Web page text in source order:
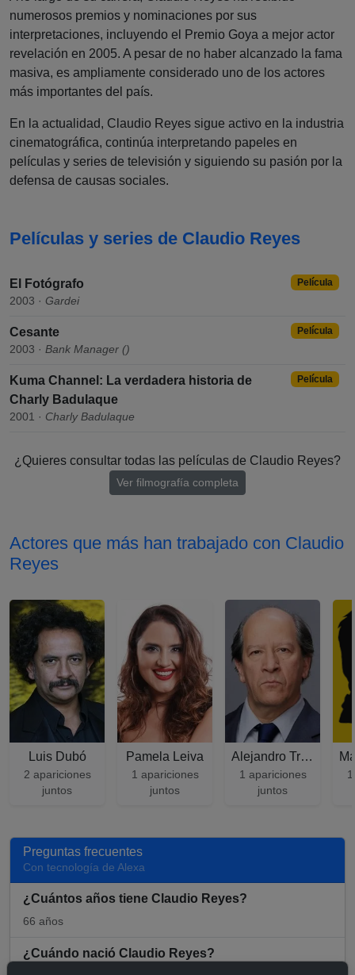
numerosos premios y nominaciones por sus
interpretaciones, incluyendo el Premio Goya a mejor actor
revelación en 2005. A pesar de no haber alcanzado la fama
masiva, es ampliamente considerado uno de los actores
más importantes del país.
En la actualidad, Claudio Reyes sigue activo en la industria
cinematográfica, continúa interpretando papeles en
películas y series de televisión y siguiendo su pasión por la
defensa de causas sociales.
Películas y series de Claudio Reyes
El Fotógrafo
2003 · Gardei
Película
Cesante
2003 · Bank Manager ()
Película
Kuma Channel: La verdadera historia de
Charly Badulaque
2001 · Charly Badulaque
Película
¿Quieres consultar todas las películas de Claudio Reyes?
Ver filmografía completa
Actores que más han trabajado con Claudio
Reyes
Luis Dubó
2 apariciones
juntos
Pamela Leiva
1 apariciones
juntos
Alejandro Trejo
1 apariciones
juntos
Preguntas frecuentes
Con tecnología de Alexa
¿Cuántos años tiene Claudio Reyes?
66 años
¿Cuándo nació Claudio Reyes?